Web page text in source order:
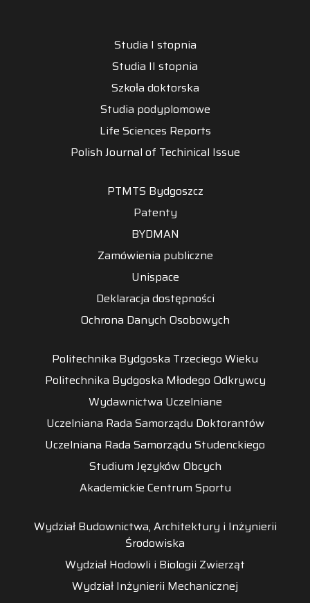
Studia I stopnia
Studia II stopnia
Szkoła doktorska
Studia podyplomowe
Life Sciences Reports
Polish Journal of Techinical Issue
PTMTS Bydgoszcz
Patenty
BYDMAN
Zamówienia publiczne
Unispace
Deklaracja dostępności
Ochrona Danych Osobowych
Politechnika Bydgoska Trzeciego Wieku
Politechnika Bydgoska Młodego Odkrywcy
Wydawnictwa Uczelniane
Uczelniana Rada Samorządu Doktorantów
Uczelniana Rada Samorządu Studenckiego
Studium Języków Obcych
Akademickie Centrum Sportu
Wydział Budownictwa, Architektury i Inżynierii
Środowiska
Wydział Hodowli i Biologii Zwierząt
Wydział Inżynierii Mechanicznej